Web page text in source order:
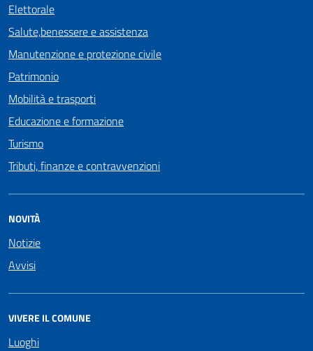
Elettorale
Salute,benessere e assistenza
Manutenzione e protezione civile
Patrimonio
Mobilità e trasporti
Educazione e formazione
Turismo
Tributi, finanze e contravvenzioni
NOVITÀ
Notizie
Avvisi
VIVERE IL COMUNE
Luoghi